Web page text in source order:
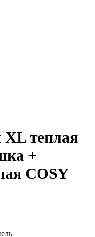
теплая
+
COSY